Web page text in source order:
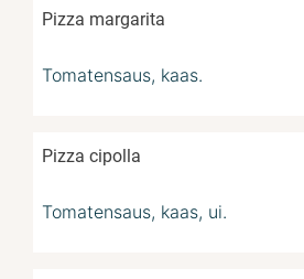
Pizza margarita
Tomatensaus, kaas.
Pizza cipolla
Tomatensaus, kaas, ui.